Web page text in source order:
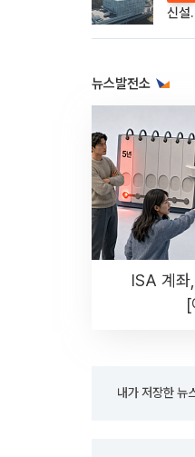
신설
뉴스발전소
ISA 계좌
[
내가 저장한 뉴